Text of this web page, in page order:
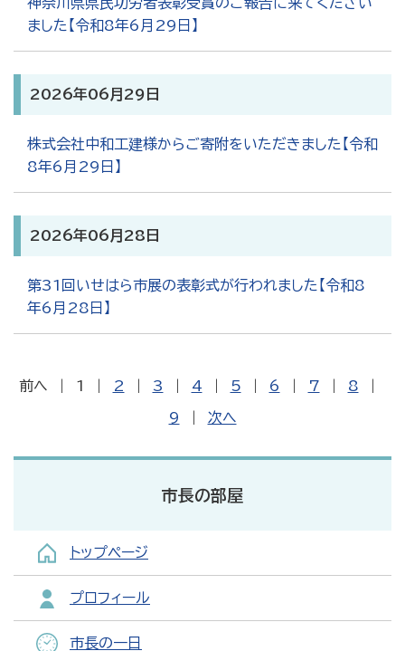
ました【令和8年6月29日】
2026年06月29日
株式会社中和工建様からご寄附をいただきました【令和
8年6月29日】
2026年06月28日
第31回いせはら市展の表彰式が行われました【令和8
年6月28日】
前へ 1 2 3 4 5 6 7 8
9 次へ
市長の部屋
トップページ
プロフィール
市長の一日